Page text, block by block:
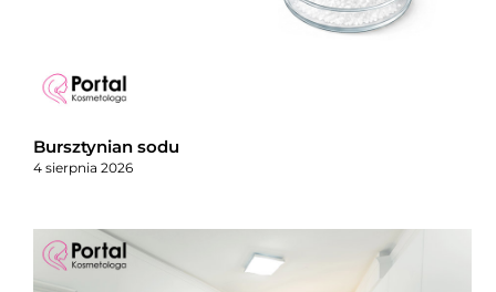
Bursztynian sodu
4 sierpnia 2026